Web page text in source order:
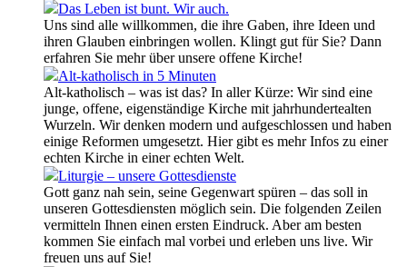
Das Leben ist bunt. Wir auch.
Uns sind alle willkommen, die ihre Gaben, ihre Ideen und
ihren Glauben einbringen wollen. Klingt gut für Sie? Dann
erfahren Sie mehr über unsere offene Kirche!
Alt-katholisch in 5 Minuten
Alt-katholisch – was ist das? In aller Kürze: Wir sind eine
junge, offene, eigenständige Kirche mit jahrhundertealten
Wurzeln. Wir denken modern und aufgeschlossen und haben
einige Reformen umgesetzt. Hier gibt es mehr Infos zu einer
echten Kirche in einer echten Welt.
Liturgie – unsere Gottesdienste
Gott ganz nah sein, seine Gegenwart spüren – das soll in
unseren Gottesdiensten möglich sein. Die folgenden Zeilen
vermitteln Ihnen einen ersten Eindruck. Aber am besten
kommen Sie einfach mal vorbei und erleben uns live. Wir
freuen uns auf Sie!